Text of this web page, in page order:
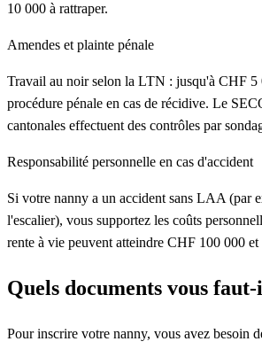
10 000 à rattraper.
Amendes et plainte pénale
Travail au noir selon la LTN : jusqu'à CHF 5
procédure pénale en cas de récidive. Le
cantonales effectuent des contrôles par
Responsabilité personnelle en cas d'accident
Si votre nanny a un accident sans LAA (par
l'escalier), vous supportez les coûts
rente à vie peuvent atteindre CHF 100 000 et
Quels documents vous
Pour inscrire votre nanny, vous avez besoin